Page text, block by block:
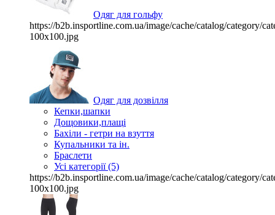
Одяг для гольфу
https://b2b.insportline.com.ua/image/cache/catalog/category/
100x100.jpg
Одяг для дозвілля
Кепки,шапки
Дощовики,плащі
Бахіли - гетри на взуття
Купальники та ін.
Браслети
Усі категорії (5)
https://b2b.insportline.com.ua/image/cache/catalog/category/
100x100.jpg